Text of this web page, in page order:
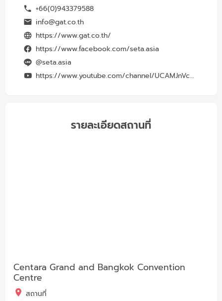
+66(0)943379588
info@gat.co.th
https://www.gat.co.th/
https://www.facebook.com/seta.asia
@seta.asia
https://www.youtube.com/channel/UCAMJnVcB2HZnNDntN61toLQ
รายละเอียดสถานที่
Centara Grand and Bangkok Convention
Centre
สถานที่